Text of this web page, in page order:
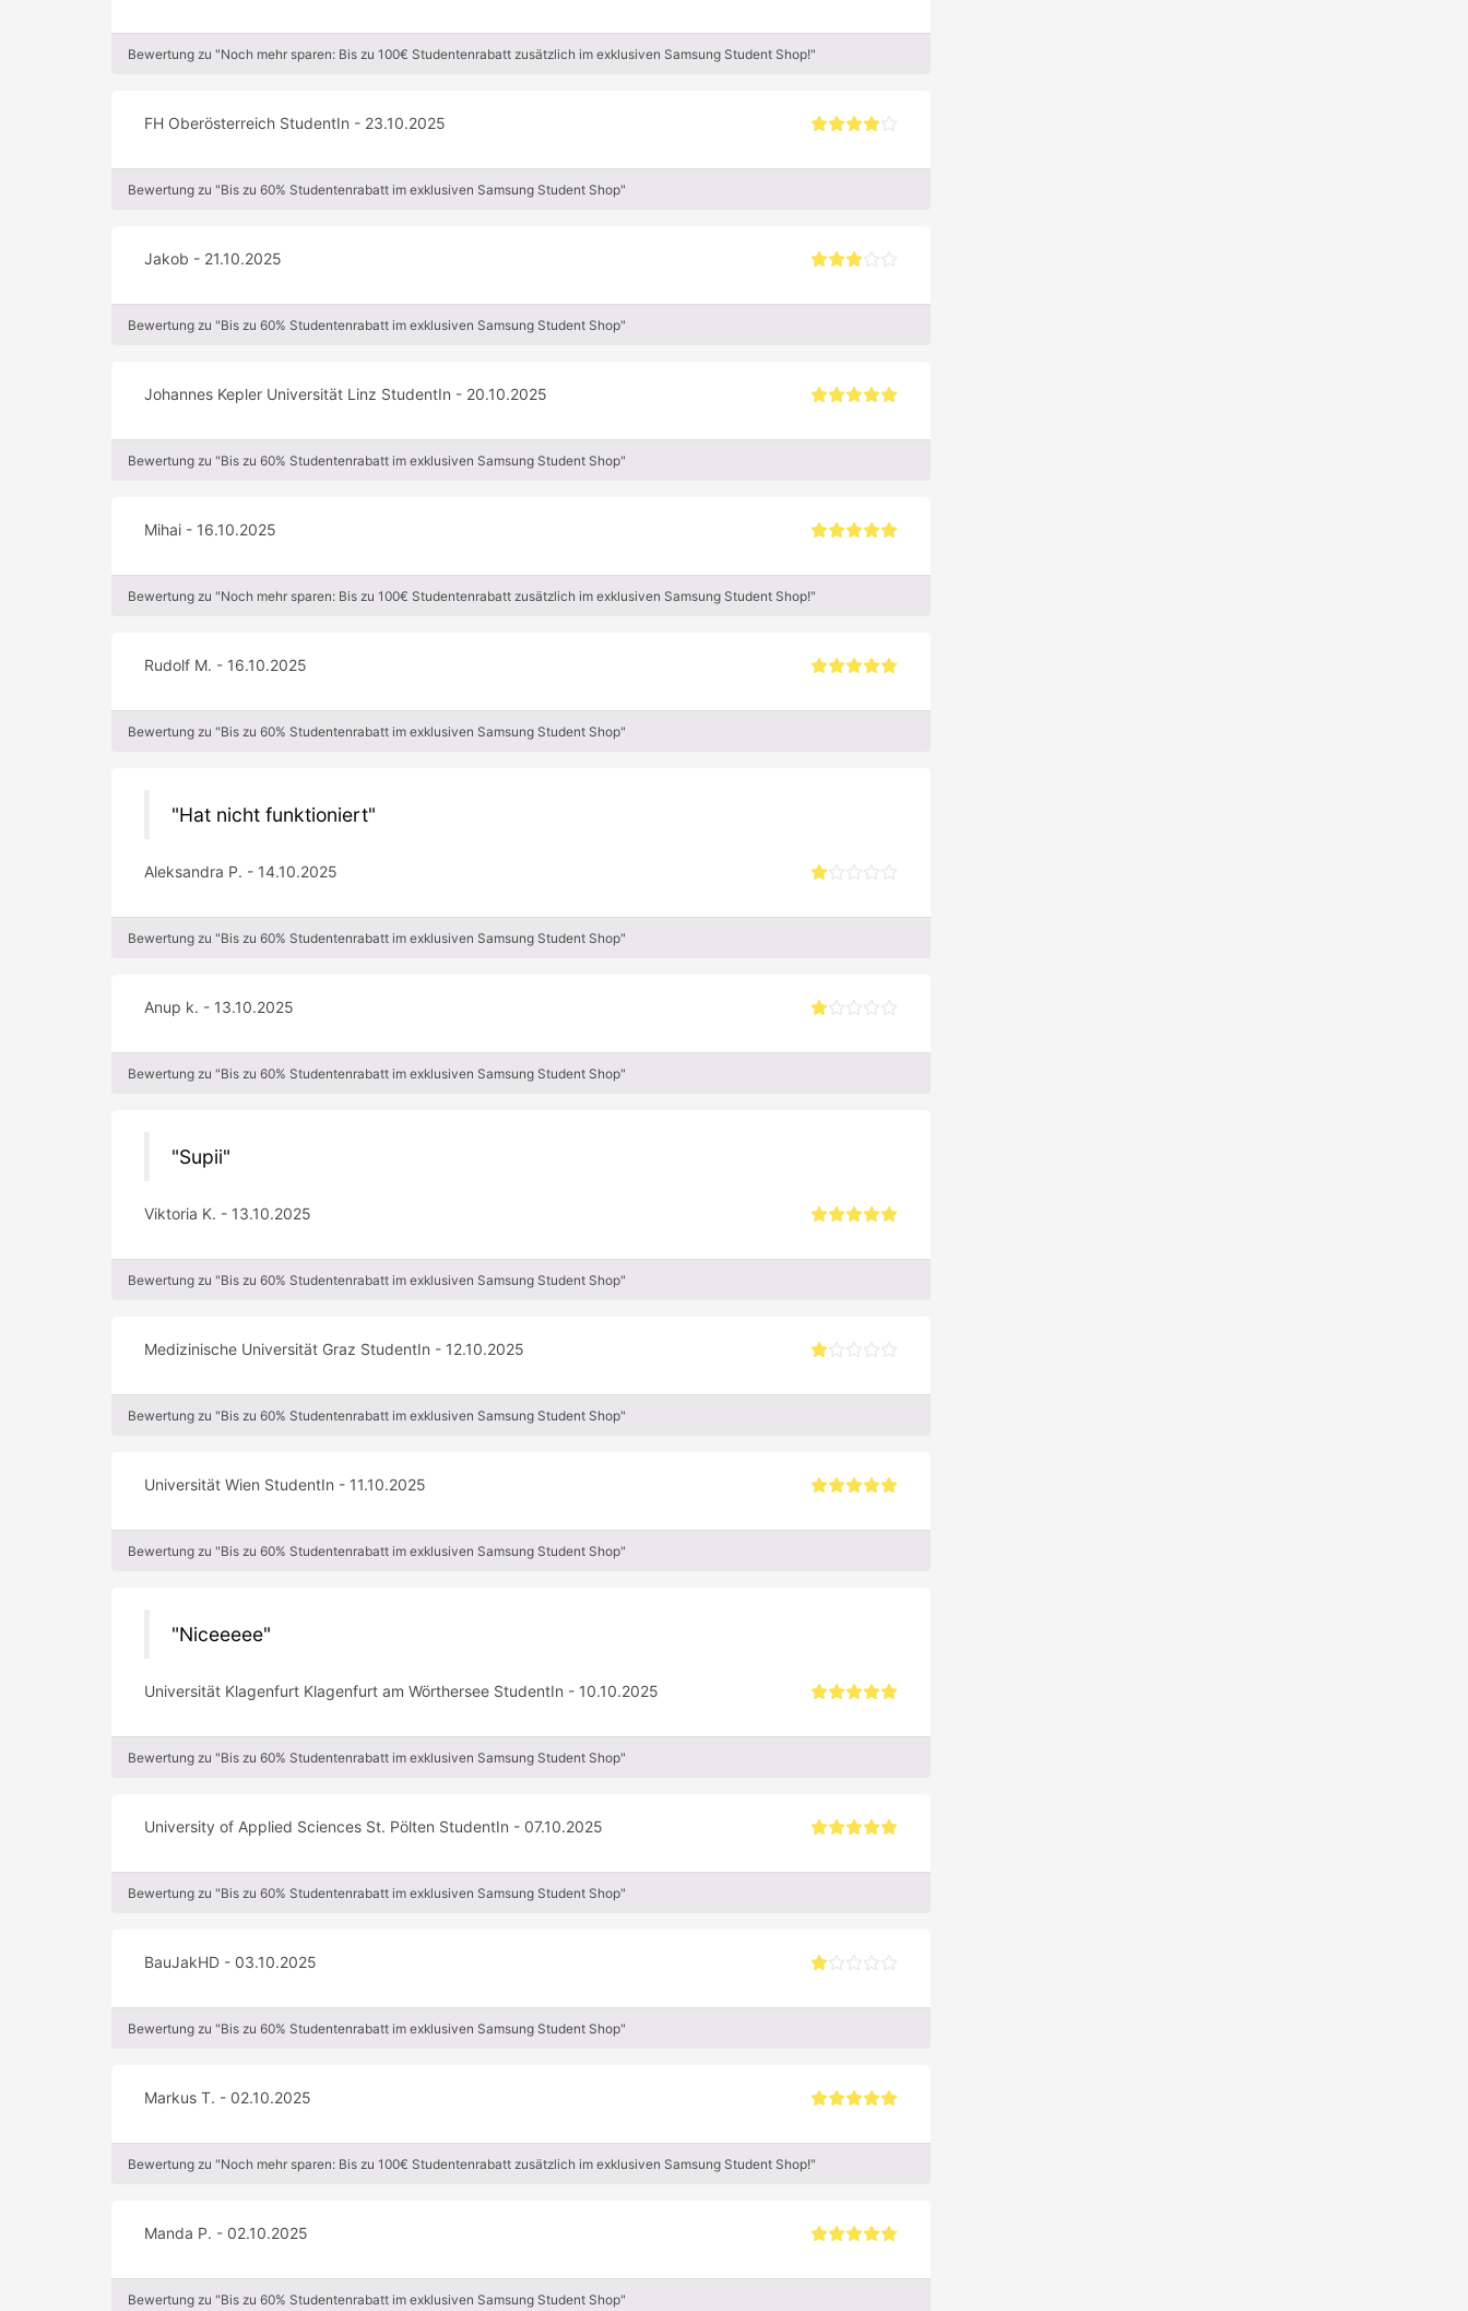
Bewertung zu "Noch mehr sparen: Bis zu 100€ Studentenrabatt zusätzlich im exklusiven Samsung Student Shop!"
FH Oberösterreich StudentIn - 23.10.2025
Bewertung zu "Bis zu 60% Studentenrabatt im exklusiven Samsung Student Shop"
Jakob - 21.10.2025
Bewertung zu "Bis zu 60% Studentenrabatt im exklusiven Samsung Student Shop"
Johannes Kepler Universität Linz StudentIn - 20.10.2025
Bewertung zu "Bis zu 60% Studentenrabatt im exklusiven Samsung Student Shop"
Mihai - 16.10.2025
Bewertung zu "Noch mehr sparen: Bis zu 100€ Studentenrabatt zusätzlich im exklusiven Samsung Student Shop!"
Rudolf M. - 16.10.2025
Bewertung zu "Bis zu 60% Studentenrabatt im exklusiven Samsung Student Shop"
Hat nicht funktioniert
Aleksandra P. - 14.10.2025
Bewertung zu "Bis zu 60% Studentenrabatt im exklusiven Samsung Student Shop"
Anup k. - 13.10.2025
Bewertung zu "Bis zu 60% Studentenrabatt im exklusiven Samsung Student Shop"
Supii
Viktoria K. - 13.10.2025
Bewertung zu "Bis zu 60% Studentenrabatt im exklusiven Samsung Student Shop"
Medizinische Universität Graz StudentIn - 12.10.2025
Bewertung zu "Bis zu 60% Studentenrabatt im exklusiven Samsung Student Shop"
Universität Wien StudentIn - 11.10.2025
Bewertung zu "Bis zu 60% Studentenrabatt im exklusiven Samsung Student Shop"
Niceeeee
Universität Klagenfurt Klagenfurt am Wörthersee StudentIn - 10.10.2025
Bewertung zu "Bis zu 60% Studentenrabatt im exklusiven Samsung Student Shop"
University of Applied Sciences St. Pölten StudentIn - 07.10.2025
Bewertung zu "Bis zu 60% Studentenrabatt im exklusiven Samsung Student Shop"
BauJakHD - 03.10.2025
Bewertung zu "Bis zu 60% Studentenrabatt im exklusiven Samsung Student Shop"
Markus T. - 02.10.2025
Bewertung zu "Noch mehr sparen: Bis zu 100€ Studentenrabatt zusätzlich im exklusiven Samsung Student Shop!"
Manda P. - 02.10.2025
Bewertung zu "Bis zu 60% Studentenrabatt im exklusiven Samsung Student Shop"